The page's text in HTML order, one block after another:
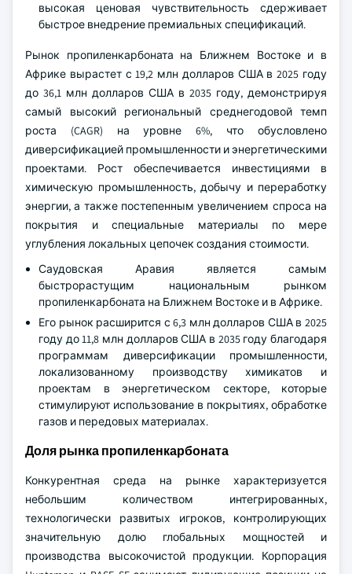
высокая ценовая чувствительность сдерживает
быстрое внедрение премиальных спецификаций.
Рынок пропиленкарбоната на Ближнем Востоке и в
Африке вырастет с 19,2 млн долларов США в 2025 году
до 36,1 млн долларов США в 2035 году, демонстрируя
самый высокий региональный среднегодовой темп
роста (CAGR) на уровне 6%, что обусловлено
диверсификацией промышленности и энергетическими
проектами. Рост обеспечивается инвестициями в
химическую промышленность, добычу и переработку
энергии, а также постепенным увеличением спроса на
покрытия и специальные материалы по мере
углубления локальных цепочек создания стоимости.
Саудовская Аравия является самым
быстрорастущим национальным рынком
пропиленкарбоната на Ближнем Востоке и в Африке.
Его рынок расширится с 6,3 млн долларов США в 2025
году до 11,8 млн долларов США в 2035 году благодаря
программам диверсификации промышленности,
локализованному производству химикатов и
проектам в энергетическом секторе, которые
стимулируют использование в покрытиях, обработке
газов и передовых материалах.
Доля рынка пропиленкарбоната
Конкурентная среда на рынке характеризуется
небольшим количеством интегрированных,
технологически развитых игроков, контролирующих
значительную долю глобальных мощностей и
производства высокочистой продукции. Корпорация